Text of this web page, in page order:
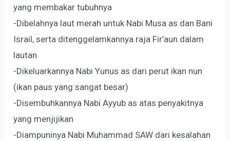
yang membakar tubuhnya
-Dibelahnya laut merah untuk Nabi Musa as dan Bani
Israil, serta ditenggelamkannya raja Fir’aun dalam
lautan
-Dikeluarkannya Nabi Yunus as dari perut ikan nun
(ikan paus yang sangat besar)
-Disembuhkannya Nabi Ayyub as atas penyakitnya
yang menjijikan
-Diampuninya Nabi Muhammad SAW dari kesalahan